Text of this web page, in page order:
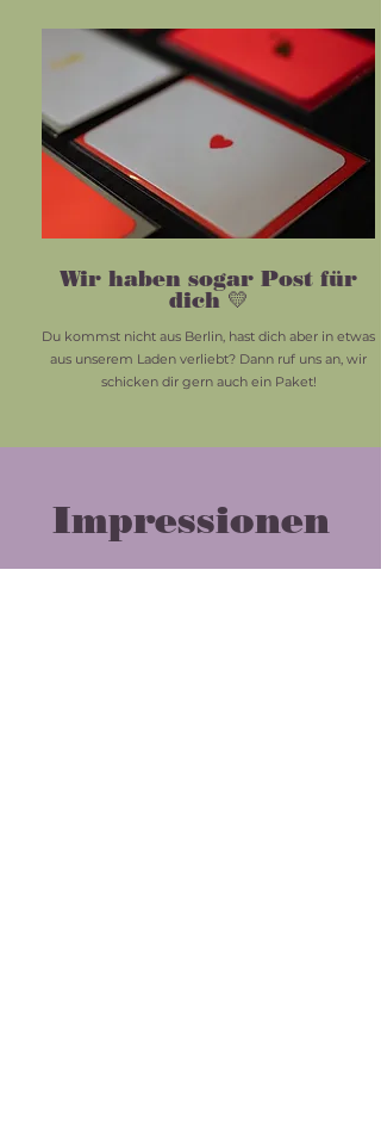
Wir haben sogar Post für
dich 💛
Du kommst nicht aus Berlin, hast dich aber in etwas
aus unserem Laden verliebt? Dann ruf uns an, wir
schicken dir gern auch ein Paket!
Impressionen